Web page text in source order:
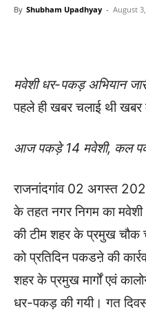
By Shubham Upadhyay - August
मवेशी धर-पकड़ अभियान
पहले ही खबर चलाई थी
आज पकड़े 14 मवेशी, कल
राजनांदगांव 02 अगस्त
के तहत नगर निगम का
की टीम शहर के प्रमुख चौक
को प्रतिदिन पकडऩे की
शहर के प्रमुख मार्गों एवं
धर-पकड़ की गयी। गत